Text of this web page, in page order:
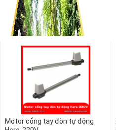
2.000.000 đ - 2.200.000 đ
2.200.000 đ - 2.400.000 đ
2.400.000 đ - 2.600.000 đ
2.600.000 đ - 2.800.000 đ
Motor cổng tay đòn tự động